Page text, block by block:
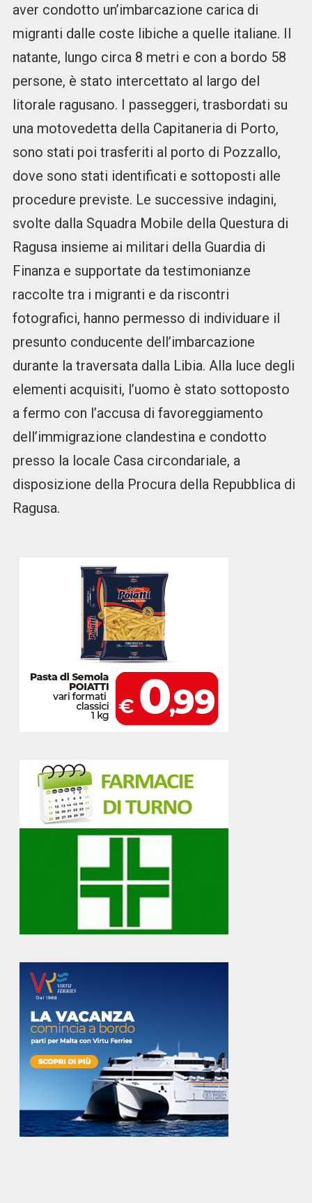
aver condotto un’imbarcazione carica di
migranti dalle coste libiche a quelle italiane. Il
natante, lungo circa 8 metri e con a bordo 58
persone, è stato intercettato al largo del
litorale ragusano. I passeggeri, trasbordati su
una motovedetta della Capitaneria di Porto,
sono stati poi trasferiti al porto di Pozzallo,
dove sono stati identificati e sottoposti alle
procedure previste. Le successive indagini,
svolte dalla Squadra Mobile della Questura di
Ragusa insieme ai militari della Guardia di
Finanza e supportate da testimonianze
raccolte tra i migranti e da riscontri
fotografici, hanno permesso di individuare il
presunto conducente dell’imbarcazione
durante la traversata dalla Libia. Alla luce degli
elementi acquisiti, l’uomo è stato sottoposto
a fermo con l’accusa di favoreggiamento
dell’immigrazione clandestina e condotto
presso la locale Casa circondariale, a
disposizione della Procura della Repubblica di
Ragusa.